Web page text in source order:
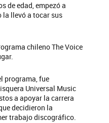
de edad, empezó a
la llevó a tocar sus
chileno The Voice
programa, fue
Universal Music
a apoyar la carrera
decidieron la
trabajo discográfico.